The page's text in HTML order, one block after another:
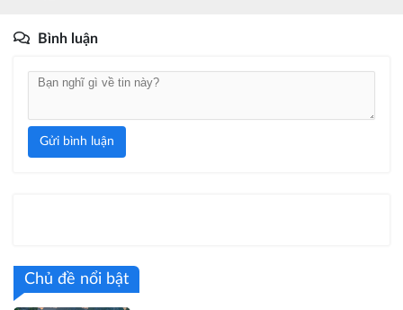
Bình luận
Gửi bình luận
Chủ đề nổi bật